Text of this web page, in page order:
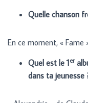
Quelle chanson
En ce moment, « Fame
Quel est le 1er
dans ta jeunesse